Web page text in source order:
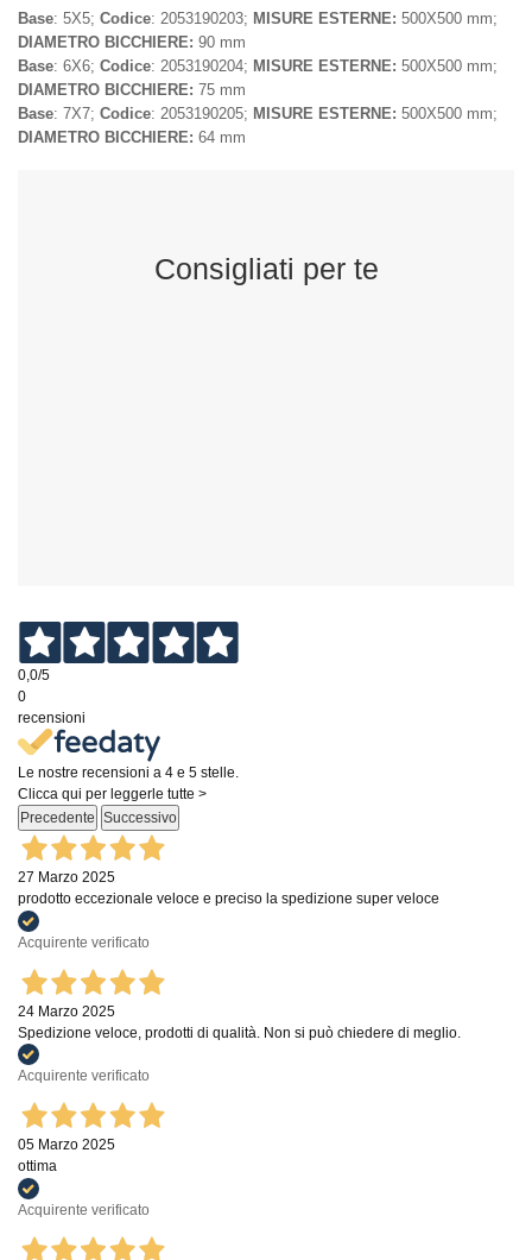
Base: 5X5; Codice: 2053190203; MISURE ESTERNE: 500X500 mm;
DIAMETRO BICCHIERE: 90 mm
Base: 6X6; Codice: 2053190204; MISURE ESTERNE: 500X500 mm;
DIAMETRO BICCHIERE: 75 mm
Base: 7X7; Codice: 2053190205; MISURE ESTERNE: 500X500 mm;
DIAMETRO BICCHIERE: 64 mm
Consigliati per te
0,0/5
0
recensioni
Le nostre recensioni a 4 e 5 stelle.
Clicca qui per leggerle tutte >
Precedente Successivo
27 Marzo 2025
prodotto eccezionale veloce e preciso la spedizione super veloce
Acquirente verificato
24 Marzo 2025
Spedizione veloce, prodotti di qualità. Non si può chiedere di meglio.
Acquirente verificato
05 Marzo 2025
ottima
Acquirente verificato